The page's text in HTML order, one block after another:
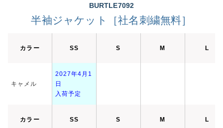
BURTLE7092
半袖ジャケット［社名刺繍無料］
カラー SS S M L
キャメル
2027年4月1
日
入荷予定
カラー SS S M L